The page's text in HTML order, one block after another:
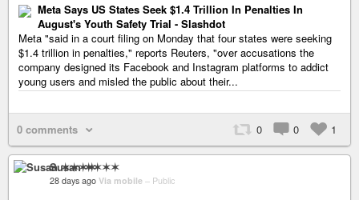
Meta Says US States Seek $1.4 Trillion In Penalties In
August's Youth Safety Trial - Slashdot
Meta "said in a court filing on Monday that four states were seeking
$1.4 trillion in penalties," reports Reuters, "over accusations the
company designed its Facebook and Instagram platforms to addict
young users and misled the public about their...
0 comments 0 0 1
Susan ✶✶✶✶
28 days ago Via mobile – Public